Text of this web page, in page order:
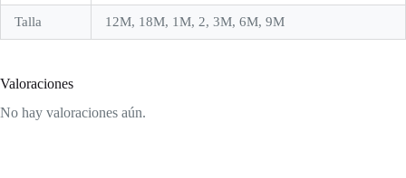
Talla 12M, 18M, 1M, 2, 3M, 6M, 9M
Valoraciones
No hay valoraciones aún.